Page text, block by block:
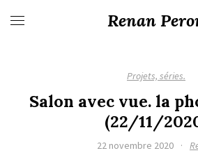
Renan
Projets, séries.
Salon avec vue. la
(22/11/
22 novembre 2020 ·